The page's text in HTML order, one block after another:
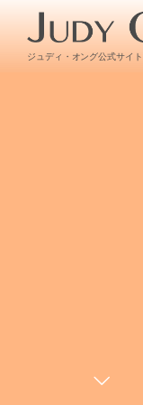
ジュディ・オング公式サイト